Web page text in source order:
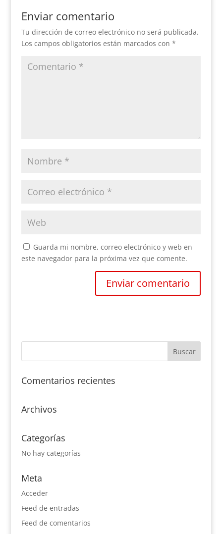
Enviar comentario
Tu dirección de correo electrónico no será publicada.
Los campos obligatorios están marcados con *
Guarda mi nombre, correo electrónico y web en
este navegador para la próxima vez que comente.
Comentarios recientes
Archivos
Categorías
No hay categorías
Meta
Acceder
Feed de entradas
Feed de comentarios